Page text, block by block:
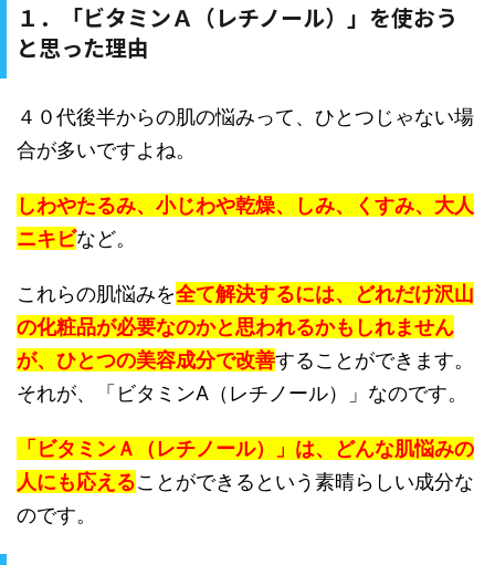
１．「ビタミンＡ（レチノール）」を使おう
と思った理由
４０代後半からの肌の悩みって、ひとつじゃない場
合が多いですよね。
しわやたるみ、小じわや乾燥、しみ、くすみ、大人
ニキビなど。
これらの肌悩みを全て解決するには、どれだけ沢山
の化粧品が必要なのかと思われるかもしれません
が、ひとつの美容成分で改善することができます。
それが、「ビタミンA（レチノール）」なのです。
「ビタミンＡ（レチノール）」は、どんな肌悩みの
人にも応えることができるという素晴らしい成分な
のです。